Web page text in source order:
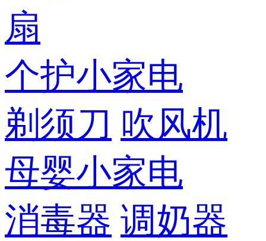
扇
个护小家电
剃须刀 吹风机
母婴小家电
消毒器 调奶器